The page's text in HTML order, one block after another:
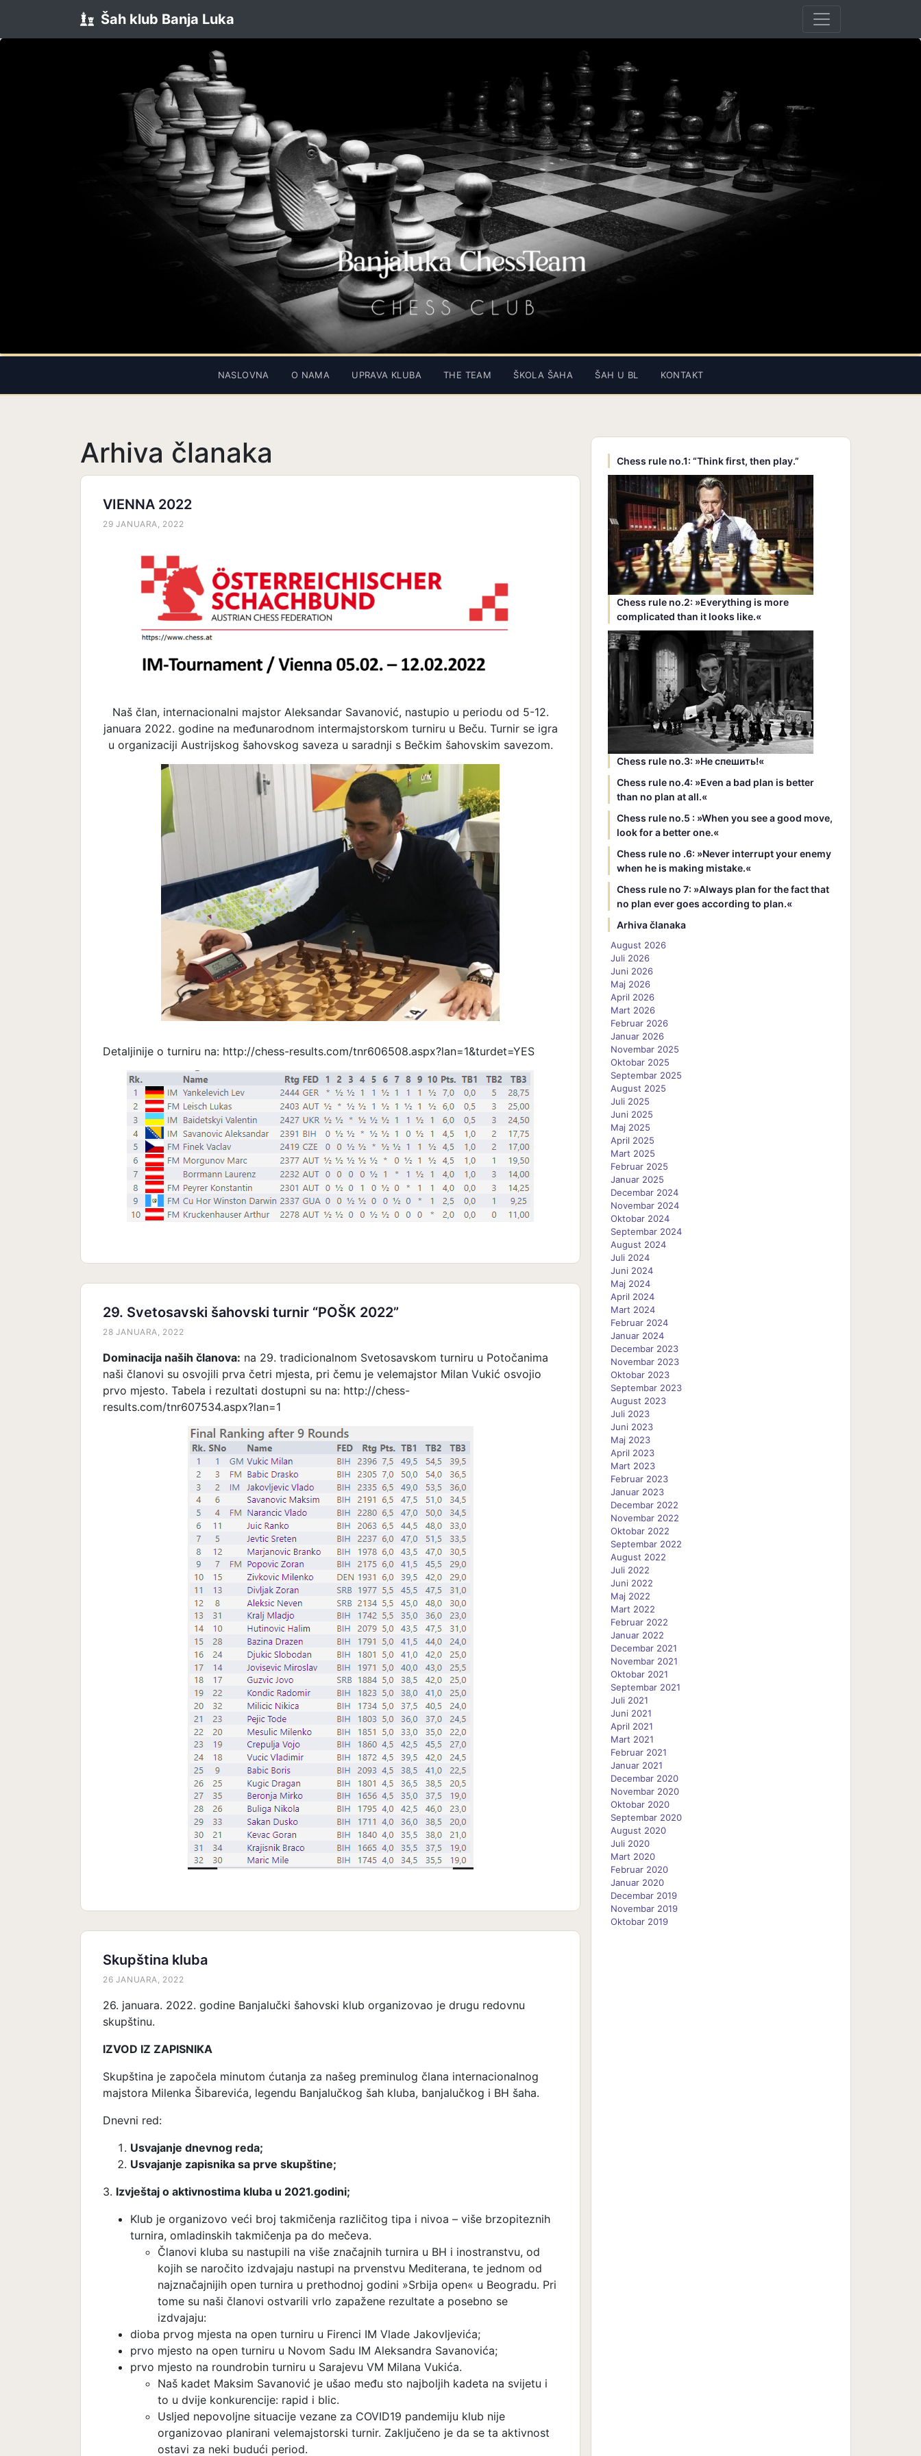
Šah klub Banja Luka
NASLOVNA O NAMA UPRAVA KLUBA THE TEAM ŠKOLA ŠAHA ŠAH U BL KONTAKT
Arhiva članaka
VIENNA 2022
29 JANUARA, 2022
Naš član, internacionalni majstor Aleksandar Savanović, nastupio u periodu od 5-12.
januara 2022. godine na međunarodnom intermajstorskom turniru u Beču. Turnir se igra
u organizaciji Austrijskog šahovskog saveza u saradnji s Bečkim šahovskim savezom.
Detaljinije o turniru na: http://chess-results.com/tnr606508.aspx?lan=1&turdet=YES
29. Svetosavski šahovski turnir “POŠK 2022”
28 JANUARA, 2022
Dominacija naših članova: na 29. tradicionalnom Svetosavskom turniru u Potočanima
naši članovi su osvojili prva četri mjesta, pri čemu je velemajstor Milan Vukić osvojio
prvo mjesto. Tabela i rezultati dostupni su na: http://chess-
results.com/tnr607534.aspx?lan=1
Skupština kluba
26 JANUARA, 2022
26. januara. 2022. godine Banjalučki šahovski klub organizovao je drugu redovnu
skupštinu.
IZVOD IZ ZAPISNIKA
Skupština je započela minutom ćutanja za našeg preminulog člana internacionalnog
majstora Milenka Šibarevića, legendu Banjalučkog šah kluba, banjalučkog i BH šaha.
Dnevni red:
Usvajanje dnevnog reda;
Usvajanje zapisnika sa prve skupštine;
3. Izvještaj o aktivnostima kluba u 2021.godini;
Klub je organizovo veći broj takmičenja različitog tipa i nivoa – više brzopiteznih
turnira, omladinskih takmičenja pa do mečeva.
Članovi kluba su nastupili na više značajnih turnira u BH i inostranstvu, od
kojih se naročito izdvajaju nastupi na prvenstvu Mediterana, te jednom od
najznačajnijih open turnira u prethodnoj godini »Srbija open« u Beogradu. Pri
tome su naši članovi ostvarili vrlo zapažene rezultate a posebno se
izdvajaju:
dioba prvog mjesta na open turniru u Firenci IM Vlade Jakovljevića;
prvo mjesto na open turniru u Novom Sadu IM Aleksandra Savanovića;
prvo mjesto na roundrobin turniru u Sarajevu VM Milana Vukića.
Naš kadet Maksim Savanović je ušao među sto najboljih kadeta na svijetu i
to u dvije konkurencije: rapid i blic.
Usljed nepovoljne situacije vezane za COVID19 pandemiju klub nije
organizovao planirani velemajstorski turnir. Zaključeno je da se ta aktivnost
ostavi za neki budući period.
Chess rule no.1: “Think first, then play.”
Chess rule no.2: »Everything is more
complicated than it looks like.«
Chess rule no.3: »Hе спешить!«
Chess rule no.4: »Even a bad plan is better
than no plan at all.«
Chess rule no.5 : »When you see a good move,
look for a better one.«
Chess rule no .6: »Never interrupt your enemy
when he is making mistake.«
Chess rule no 7: »Always plan for the fact that
no plan ever goes according to plan.«
Arhiva članaka
August 2026
Juli 2026
Juni 2026
Maj 2026
April 2026
Mart 2026
Februar 2026
Januar 2026
Novembar 2025
Oktobar 2025
Septembar 2025
August 2025
Juli 2025
Juni 2025
Maj 2025
April 2025
Mart 2025
Februar 2025
Januar 2025
Decembar 2024
Novembar 2024
Oktobar 2024
Septembar 2024
August 2024
Juli 2024
Juni 2024
Maj 2024
April 2024
Mart 2024
Februar 2024
Januar 2024
Decembar 2023
Novembar 2023
Oktobar 2023
Septembar 2023
August 2023
Juli 2023
Juni 2023
Maj 2023
April 2023
Mart 2023
Februar 2023
Januar 2023
Decembar 2022
Novembar 2022
Oktobar 2022
Septembar 2022
August 2022
Juli 2022
Juni 2022
Maj 2022
Mart 2022
Februar 2022
Januar 2022
Decembar 2021
Novembar 2021
Oktobar 2021
Septembar 2021
Juli 2021
Juni 2021
April 2021
Mart 2021
Februar 2021
Januar 2021
Decembar 2020
Novembar 2020
Oktobar 2020
Septembar 2020
August 2020
Juli 2020
Mart 2020
Februar 2020
Januar 2020
Decembar 2019
Novembar 2019
Oktobar 2019